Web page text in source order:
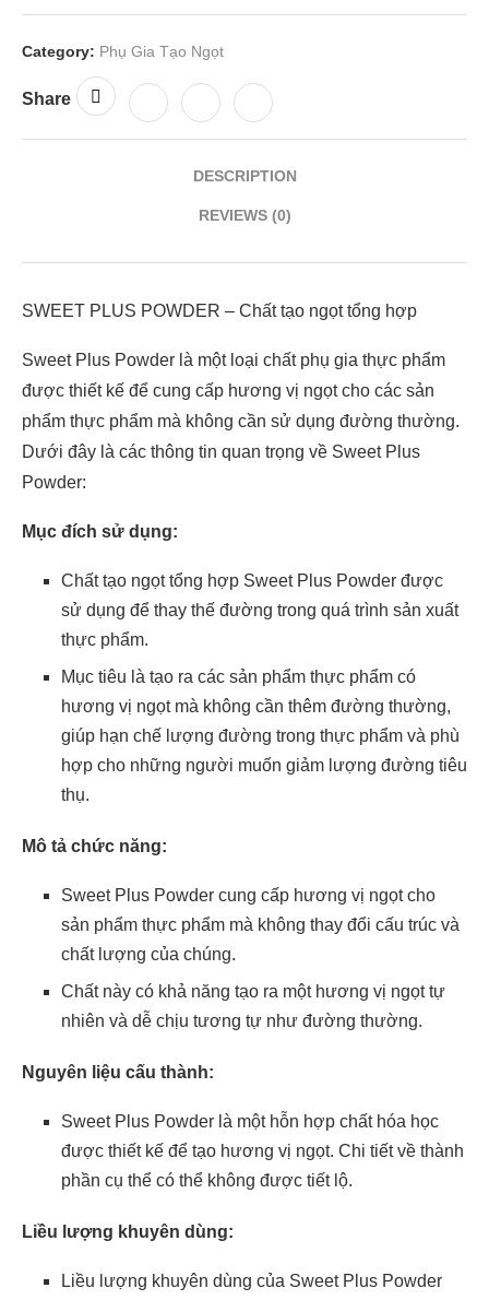
Category: Phụ Gia Tạo Ngọt
Share
DESCRIPTION
REVIEWS (0)
SWEET PLUS POWDER – Chất tạo ngọt tổng hợp
Sweet Plus Powder là một loại chất phụ gia thực phẩm
được thiết kế để cung cấp hương vị ngọt cho các sản
phẩm thực phẩm mà không cần sử dụng đường thường.
Dưới đây là các thông tin quan trọng về Sweet Plus
Powder:
Mục đích sử dụng:
Chất tạo ngọt tổng hợp Sweet Plus Powder được
sử dụng để thay thế đường trong quá trình sản xuất
thực phẩm.
Mục tiêu là tạo ra các sản phẩm thực phẩm có
hương vị ngọt mà không cần thêm đường thường,
giúp hạn chế lượng đường trong thực phẩm và phù
hợp cho những người muốn giảm lượng đường tiêu
thụ.
Mô tả chức năng:
Sweet Plus Powder cung cấp hương vị ngọt cho
sản phẩm thực phẩm mà không thay đổi cấu trúc và
chất lượng của chúng.
Chất này có khả năng tạo ra một hương vị ngọt tự
nhiên và dễ chịu tương tự như đường thường.
Nguyên liệu cấu thành:
Sweet Plus Powder là một hỗn hợp chất hóa học
được thiết kế để tạo hương vị ngọt. Chi tiết về thành
phần cụ thể có thể không được tiết lộ.
Liều lượng khuyên dùng:
Liều lượng khuyên dùng của Sweet Plus Powder